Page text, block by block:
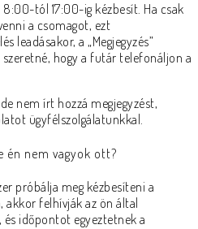
tól 17:00-ig kézbesít. Ha csak
a csomagot, ezt
leadásakor, a „Megjegyzés”
hogy a futár telefonáljon a
nem írt hozzá megjegyzést,
ügyfélszolgálatunkkal.
én nem vagyok ott?
próbálja meg kézbesíteni a
akkor felhívják az ön által
időpontot egyeztetnek a